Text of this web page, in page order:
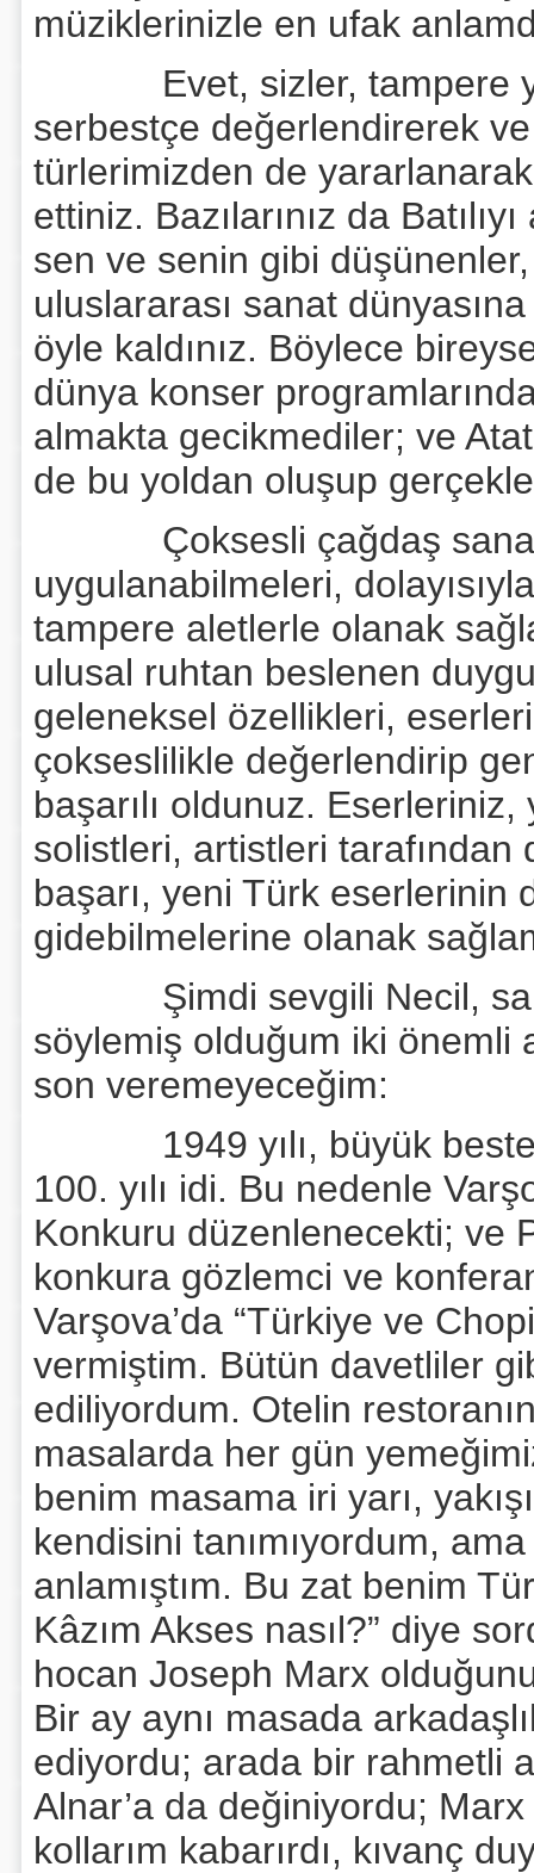
müziklerinizle en ufak
Evet, sizler, tampere
serbestçe değerlendirerek
türlerimizden de
ettiniz. Bazılarınız da
sen ve senin gibi
uluslararası sanat
öyle kaldınız. Böylece
dünya konser
almakta gecikmediler; ve
de bu yoldan oluşup
Çoksesli çağdaş sanat
uygulanabilmeleri,
tampere aletlerle olanak
ulusal ruhtan beslenen
geleneksel özellikleri,
çokseslilikle değerlendirip
başarılı oldunuz.
solistleri, artistleri tarafından
başarı, yeni Türk eserlerinin
gidebilmelerine olanak
Şimdi sevgili Necil,
söylemiş olduğum iki önemli
son veremeyeceğim:
1949 yılı, büyük besteci
100. yılı idi. Bu nedenle
Konkuru düzenlenecekti; ve
konkura gözlemci ve
Varşova’da “Türkiye ve
vermiştim. Bütün davetliler
ediliyordum. Otelin
masalarda her gün
benim masama iri yarı,
kendisini tanımıyordum,
anlamıştım. Bu zat benim
Kâzım Akses nasıl?” diye
hocan Joseph Marx
Bir ay aynı masada
ediyordu; arada bir rahmetli
Alnar’a da değiniyordu;
kollarım kabarırdı, kıvanç